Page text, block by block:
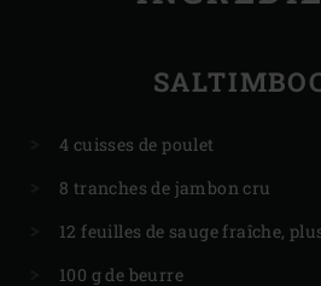
4 cuisses de poulet
8 tranches de jambon cru
12 feuilles de sauge fraîche,
100 g de beurre